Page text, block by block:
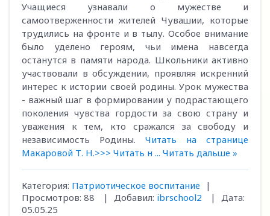
Учащиеся узнавали о мужестве и
самоотверженности жителей Чувашии, которые
трудились на фронте и в тылу. Особое внимание
было уделено героям, чьи имена навсегда
останутся в памяти народа. Школьники активно
участвовали в обсуждении, проявляя искренний
интерес к истории своей родины. Урок мужества
- важный шаг в формировании у подрастающего
поколения чувства гордости за свою страну и
уважения к тем, кто сражался за свободу и
независимость Родины. Читать на странице
Макаровой Т. Н.>>> Читать н ... Читать дальше »
Категория: Патриотическое воспитание
|
Просмотров: 88 | Добавил: ibrschool2 |
Дата:
05.05.25